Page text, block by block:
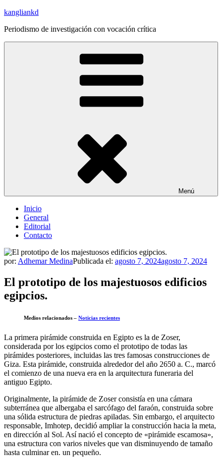
Saltar
contenido
kangliankd
Periodismo de investigación con vocación crítica
Menú
Inicio
General
Editorial
Contacto
por: Adhemar MedinaPublicada el: agosto 7, 2024agosto 7, 2024
El prototipo de los majestuosos edificios
egipcios.
Medios relacionados – Noticias recientes
La primera pirámide construida en Egipto es la de Zoser,
considerada por los egipcios como el prototipo de todas las
pirámides posteriores, incluidas las tres famosas construcciones de
Giza. Esta pirámide, construida alrededor del año 2650 a. C., marcó
el comienzo de una nueva era en la arquitectura funeraria del
antiguo Egipto.
Originalmente, la pirámide de Zoser consistía en una cámara
subterránea que albergaba el sarcófago del faraón, construida sobre
una sólida estructura de piedras apiladas. Sin embargo, el arquitecto
responsable, Imhotep, decidió ampliar la construcción hacia la meta,
en dirección al Sol. Así nació el concepto de «pirámide escamosa»,
una estructura con varios niveles que van disminuyendo de tamaño
hasta culminar en. un pequeño.